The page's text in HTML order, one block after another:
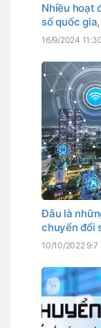
Nhiều hoạt
số quốc
Thuận
16/9/2024
Đâu là
chuyển đổi
10/10/2022 9:7